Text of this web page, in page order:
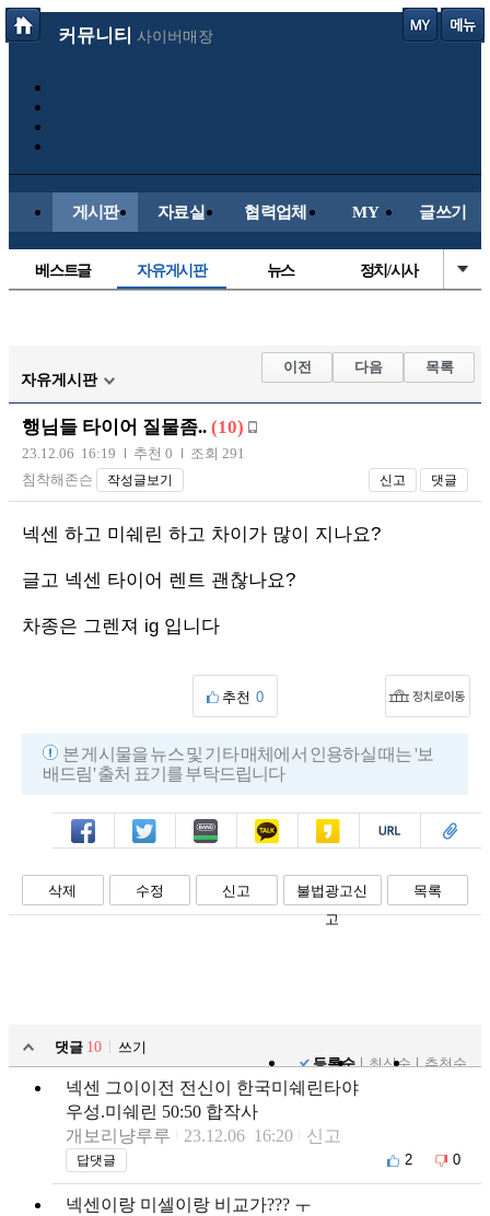
커뮤니티 사이버매장
게시판 자료실 협력업체 MY 글쓰기
베스트글 자유게시판 뉴스 정치/시사
해외축구
국내축구
자유게시판
이전 다음 목록
행님들 타이어 질물좀.. (10)
23.12.06 16:19 추천 0
조회 291
침착해존슨
작성글보기 신고 댓글
넥센 하고 미쉐린 하고 차이가 많이 지나요?
글고 넥센 타이어 렌트 괜찮나요?
차종은 그렌져 ig 입니다
추천 0
본 게시물을 뉴스 및 기타 매체에서 인용하실 때는 '보
배드림' 출처 표기를 부탁드립니다
페북 트윗 밴드 카톡 카스 복사 스크랩
삭제 수정 신고
불법광고신
고
목록
댓글 10
쓰기
등록순
최신순 추천순
넥센 그이이전 전신이 한국미쉐린타야
우성.미쉐린 50:50 합작사
개보리냥루루
23.12.06 16:20 신고
답댓글 2 0
넥센이랑 미셀이랑 비교가??? ㅜ